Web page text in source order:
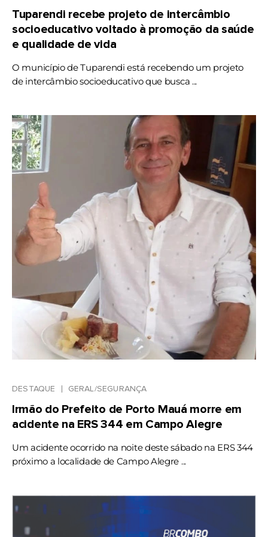
Tuparendi recebe projeto de intercâmbio
socioeducativo voltado à promoção da saúde
e qualidade de vida
O município de Tuparendi está recebendo um projeto
de intercâmbio socioeducativo que busca ...
DESTAQUE GERAL/SEGURANÇA
Irmão do Prefeito de Porto Mauá morre em
acidente na ERS 344 em Campo Alegre
Um acidente ocorrido na noite deste sábado na ERS 344
próximo a localidade de Campo Alegre ...